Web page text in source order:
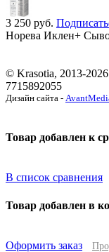
3 250 руб.
Норева Иклен+
© Krasotia, 2013-
7715892055
Дизайн сайта -
Товар добавлен к
В список сравнения
Товар добавлен в
Оформить заказ